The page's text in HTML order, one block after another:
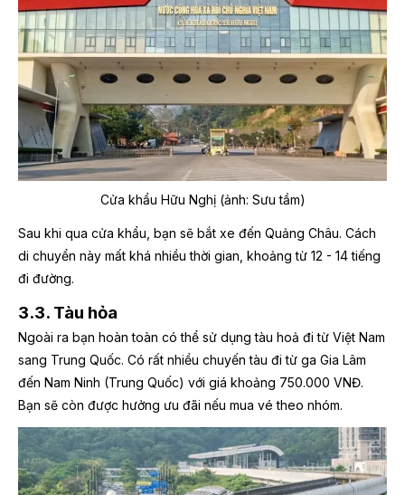
Cửa khẩu Hữu Nghị (ảnh: Sưu tầm)
Sau khi qua cửa khẩu, bạn sẽ bắt xe đến Quảng Châu. Cách
di chuyển này mất khá nhiều thời gian, khoảng từ 12 - 14 tiếng
đi đường.
3.3. Tàu hỏa
Ngoài ra bạn hoàn toàn có thể sử dụng tàu hoả đi từ Việt Nam
sang Trung Quốc. Có rất nhiều chuyến tàu đi từ ga Gia Lâm
đến Nam Ninh (Trung Quốc) với giá khoảng 750.000 VNĐ.
Bạn sẽ còn được hưởng ưu đãi nếu mua vé theo nhóm.